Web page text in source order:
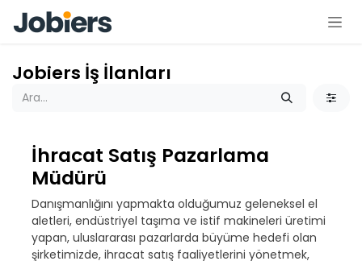
İçereği Atla
Jobiers İş İlanları
İhracat Satış Pazarlama
Müdürü
Danışmanlığını yapmakta olduğumuz geleneksel el
aletleri, endüstriyel taşıma ve istif makineleri üretimi
yapan, uluslararası pazarlarda büyüme hedefi olan
şirketimizde, ihracat satış faaliyetlerini yönetmek,